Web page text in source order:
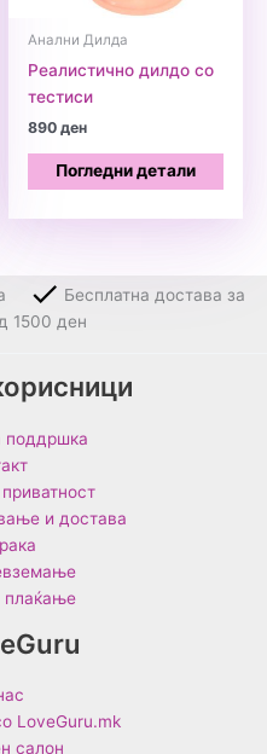
Анални Дилда
Реалистично дилдо со
тестиси
890ден
Погледни детали
Бесплатна достава за
1500 ден
поддршка
и достава
плаќање
LoveGuru.mk
салон